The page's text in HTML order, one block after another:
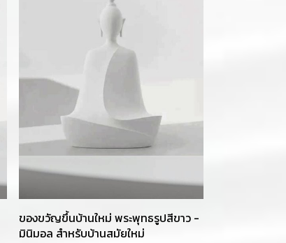
ของขวัญขึ้นบ้านใหม่ พระพุทธรูปสีขาว -
มินิมอล สำหรับบ้านสมัยใหม่